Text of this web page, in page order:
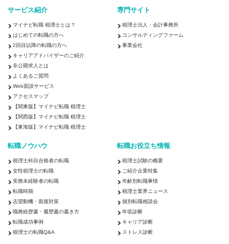
サービス紹介
マイナビ転職 税理士とは？
はじめての転職の方へ
2回目以降の転職の方へ
キャリアアドバイザーのご紹介
非公開求人とは
よくあるご質問
Web面談サービス
アクセスマップ
【関東版】マイナビ転職 税理士
【関西版】マイナビ転職 税理士
【東海版】マイナビ転職 税理士
専門サイト
税理士法人・会計事務所
コンサルティングファーム
事業会社
転職ノウハウ
税理士科目合格者の転職
女性税理士の転職
実務未経験者の転職
転職時期
志望動機・面接対策
職務経歴書・履歴書の書き方
転職成功事例
税理士の転職Q&A
転職お役立ち情報
税理士試験の概要
ご紹介企業特集
年齢別転職事情
税理士業界ニュース
個別転職相談会
年収診断
キャリア診断
ストレス診断